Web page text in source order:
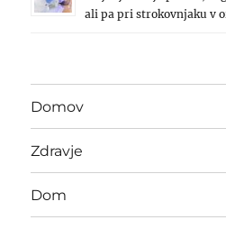
ali pa pri strokovnjaku v
Domov
Zdravje
Dom